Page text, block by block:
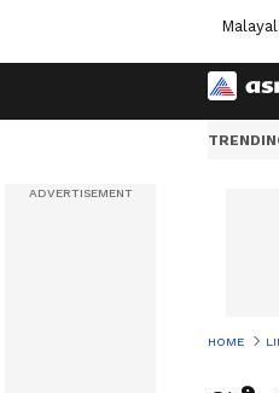
HOME